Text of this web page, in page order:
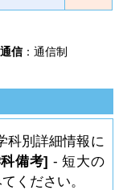
通信：通信制
科別詳細情報に
備考] - 短大の
ください。